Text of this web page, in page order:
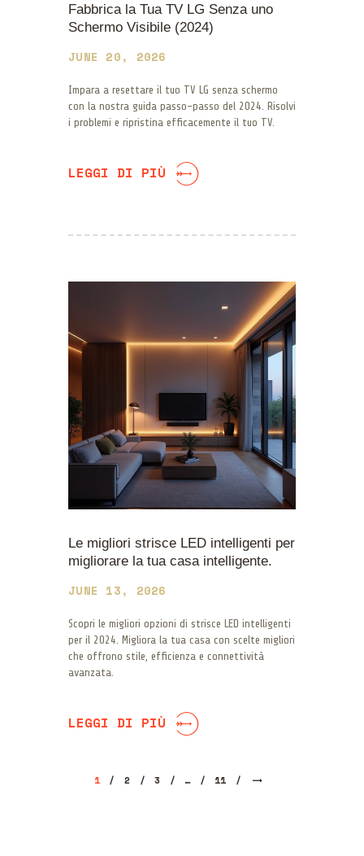
Fabbrica la Tua TV LG Senza uno
Schermo Visibile (2024)
JUNE 20, 2026
Impara a resettare il tuo TV LG senza schermo
con la nostra guida passo-passo del 2024. Risolvi
i problemi e ripristina efficacemente il tuo TV.
LEGGI DI PIÙ
Le migliori strisce LED intelligenti per
migliorare la tua casa intelligente.
JUNE 13, 2026
Scopri le migliori opzioni di strisce LED intelligenti
per il 2024. Migliora la tua casa con scelte migliori
che offrono stile, efficienza e connettività
avanzata.
LEGGI DI PIÙ
Posts
PAGE
1 PAGE
2 PAGE
3 … PAGE
11
>